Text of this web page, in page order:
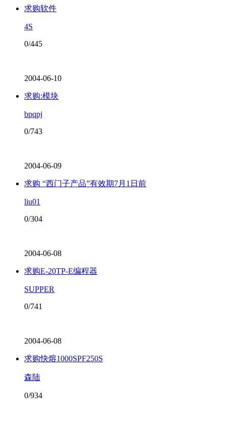
求购软件
4S
0/445
2004-06-10
求购:模块
bpqpj
0/743
2004-06-09
求购 “西门子产品”有效期7月1日前
liu01
0/304
2004-06-08
求购E-20TP-E编程器
SUPPER
0/741
2004-06-08
求购快熔1000SPF250S
森陆
0/934